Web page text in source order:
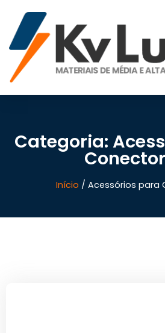
Categoria:
Início / Acessórios para